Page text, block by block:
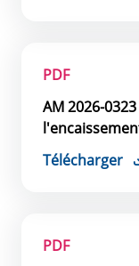
PDF
AM 2026-
Cité
Télécharger
PDF